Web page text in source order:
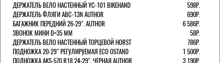
ДЕРЖАТЕЛЬ ВЕЛО НАСТЕННЫЙ YC-101 BIKEHAND
598Р.
ДЕРЖАТЕЛЬ ФЛЯГИ ABC-13N AUTHOR
690Р.
БАГАЖНИК ПЕРЕДНИЙ 26-29". AUTHOR
6 586Р.
ЗВОНОК МИНИ D=35 ММ
58Р.
ДЕРЖАТЕЛЬ ВЕЛО НАСТЕННЫЙ ТОРЦЕВОЙ HORST
786Р.
ПОДНОЖКА 20-29" РЕГУЛИРУЕМАЯ ECO OSTAND
1 500Р.
ПОДНОЖКА AKS-570 R18 24-29". ЧЕРНАЯ AUTHOR
3 190Р.